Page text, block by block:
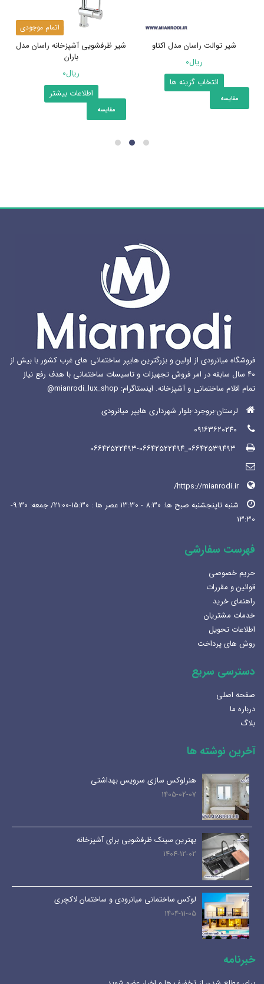
شیر توالت راسان مدل اکتاو
ریال0
انتخاب گزینه ها
محصول
ممکن
صفحه
محصول
انتخاب
شوند
مقایسه
اتمام موجودی
شیر ظرفشویی آشپزخانه راسان مدل
باران
ریال0
اطلاعات بیشتر
مقایسه
فروشگاه میانرودی از اولین و بزرگترین هایپر ساختمانی های غرب کشور با بیش از
۴۰ سال سابقه در امر فروش تجهیزات و تاسیسات ساختمانی با هدف رفع نیاز
تمام اقلام ساختمانی و آشپزخانه. اینستاگرام: mianrodi_lux_shop@
لرستان-بروجرد-بلوار شهرداری هایپر میانرودی
https://mianrodi.ir/
شنبه تاپنجشنبه صبح ها: 8:30 - 13:30 عصر ها : 15:30-21:00/ جمعه: 9:30-
13:30
فهرست سفارشی
حریم خصوصی
قوانین و مقررات
راهنمای خرید
خدمات مشتریان
اطلاعات تحویل
روش های پرداخت
دسترسی سریع
صفحه اصلی
درباره ما
بلاگ
آخرین نوشته ها
هنرلوکس سازی سرویس بهداشتی
1405-02-07
بهترین سینک ظرفشویی برای آشپزخانه
1404-12-02
لوکس ساختمانی میانرودی و ساختمان لاکچری
1404-11-05
خبرنامه